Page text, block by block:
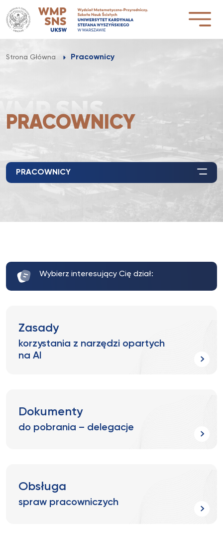
Przejdź
do
treści
Strona Główna Pracownicy
PRACOWNICY
PRACOWNICY
Wybierz interesujący Cię dział:
Zasady
korzystania z narzędzi opartych
na AI
Dokumenty
do pobrania – delegacje
Obsługa
spraw pracowniczych